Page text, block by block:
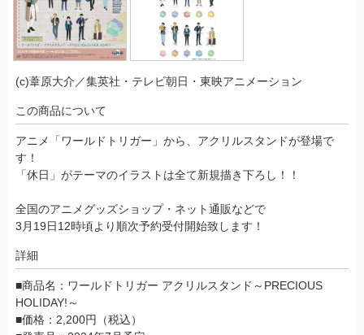
(c)葦原大介／集英社・テレビ朝日・東映アニメーション
この商品について
アニメ「ワールドトリガー」から、アクリルスタンドが登場で
す！
「休日」がテーマのイラストは全て新規描き下ろし！！
全国のアニメグッズショップ・ネット通販などで
3月19日12時頃より順次予約受付開始致します！
詳細
■商品名：ワールドトリガー アクリルスタンド～PRECIOUS
HOLIDAY!～
■価格：2,200円（税込）